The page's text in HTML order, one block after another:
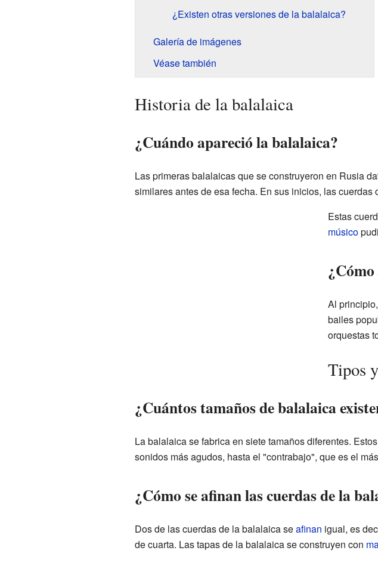
¿Existen otras versiones de la balalaica?
Galería de imágenes
Véase también
Historia de la balalaica
¿Cuándo apareció la balalaica?
Las primeras balalaicas que se construyeron en Rusia
similares antes de esa fecha. En sus inicios, las
Estas
músico
Al
bailes
orquestas
Tipos
¿Cuántos tamaños de balalaica
La balalaica se fabrica en siete tamaños diferentes.
sonidos más agudos, hasta el "contrabajo", que es el
¿Cómo se afinan las cuerdas de la
Dos de las cuerdas de la balalaica seafinan igual, es
de cuarta. Las tapas de la balalaica se construyen con